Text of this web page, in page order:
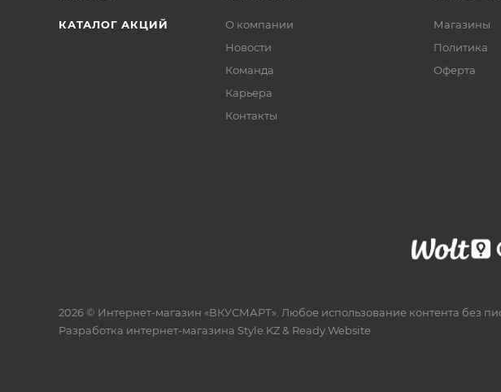
КАТАЛОГ АКЦИЙ
О компании
Новости
Команда
Карьера
Контакты
Магазины
Политика
Офертa
2026 © Интернет-магазин «ВКУСМАРТ». Любое использование контента без
Разработка интернет-магазина Style.KZ& Ready.Website